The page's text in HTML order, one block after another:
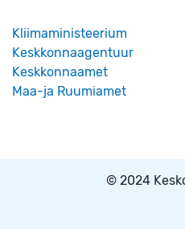
Kliimaministeerium
Keskkonnaagentuur
Keskkonnaamet
Maa-ja Ruumiamet
© 2024